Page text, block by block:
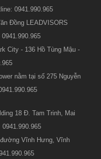
0941.990.965
Đồng LEADVISORS
City - 136 Hồ Tùng Mậu -
nằm tại số 275 Nguyễn
18 Đ. Tam Trinh, Mai
Vĩnh Hưng, Vĩnh